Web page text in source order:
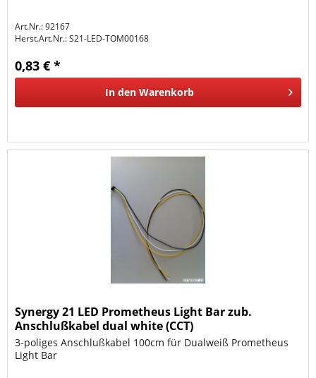
Art.Nr.: 92167
Herst.Art.Nr.:S21-LED-TOM00168
0,83 € *
In den Warenkorb
Synergy 21 LED Prometheus Light Bar zub.
Anschlußkabel dual white (CCT)
3-poliges Anschlußkabel 100cm für Dualweiß Prometheus
Light Bar